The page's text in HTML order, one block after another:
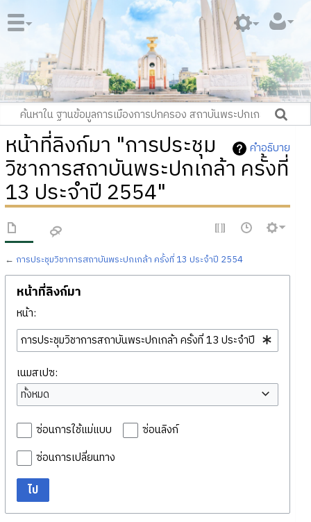
คำอธิบาย
หน้าที่ลิงก์มา "การประชุม
วิชาการสถาบันพระปกเกล้า ครั้งที่
13 ประจำปี 2554"
← การประชุมวิชาการสถาบันพระปกเกล้า ครั้งที่ 13 ประจำปี 2554
หน้าที่ลิงก์มา
หน้า:
เนมสเปซ:
ทั้งหมด
ซ่อนการใช้แม่แบบ
ซ่อนลิงก์
ซ่อนการเปลี่ยนทาง
ไป